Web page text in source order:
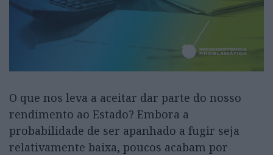
O que nos leva a aceitar dar parte do nosso
rendimento ao Estado? Embora a
probabilidade de ser apanhado a fugir seja
relativamente baixa, poucos acabam por